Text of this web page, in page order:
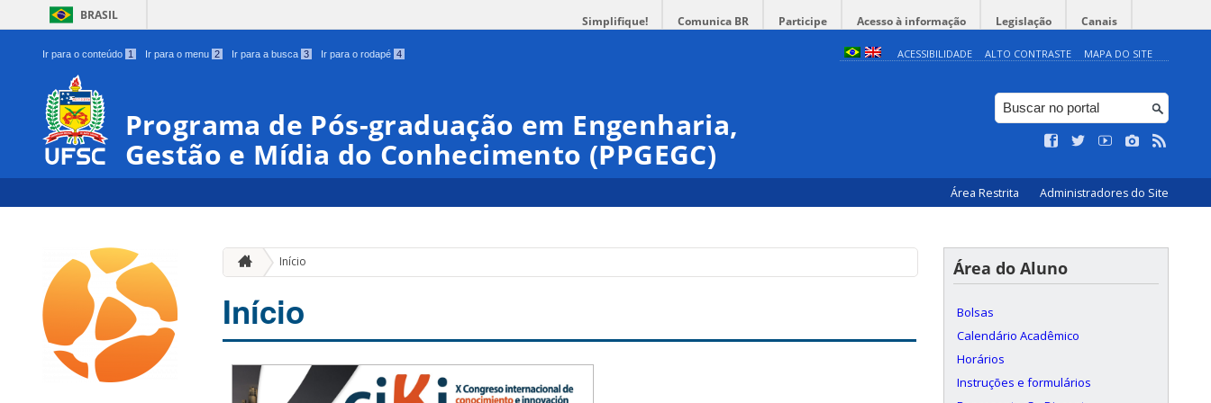
BRASIL Simplifique! Comunica BR Participe Acesso à informação Legislação Canais
Ir para o conteúdo 1 Ir para o menu 2 Ir para a busca 3 Ir para o rodapé 4 ACESSIBILIDADE ALTO CONTRASTE MAPA DO SITE
Programa de Pós-graduação em Engenharia,
Gestão e Mídia do Conhecimento (PPGEGC)
Área Restrita Administradores do Site
Início
Início
Área do Aluno
Bolsas
Calendário Acadêmico
Horários
Instruções e formulários